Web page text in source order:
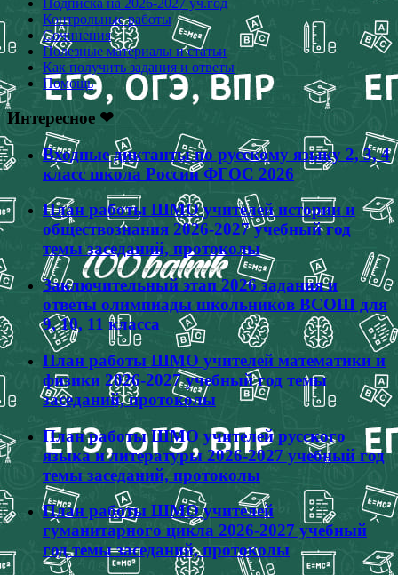
Подписка на 2026-2027 уч.год
Контрольные работы
Сочинения
Полезные материалы и статьи
Как получить задания и ответы
Помощь
Интересное ❤
Входные диктанты по русскому языку 2, 3, 4
класс школа России ФГОС 2026
План работы ШМО учителей истории и
обществознания 2026-2027 учебный год
темы заседаний, протоколы
Заключительный этап 2026 задания и
ответы олимпиады школьников ВСОШ для
9, 10, 11 класса
План работы ШМО учителей математики и
физики 2026-2027 учебный год темы
заседаний, протоколы
План работы ШМО учителей русского
языка и литературы 2026-2027 учебный год
темы заседаний, протоколы
План работы ШМО учителей
гуманитарного цикла 2026-2027 учебный
год темы заседаний, протоколы